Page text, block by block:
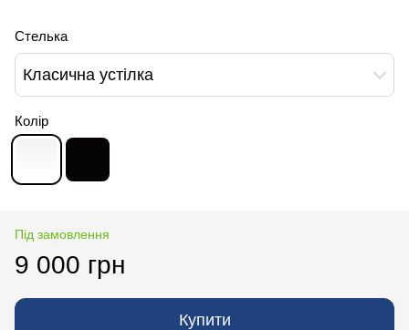
Cтелька
Класична устілка
Колір
Під замовлення
9 000 грн
Купити